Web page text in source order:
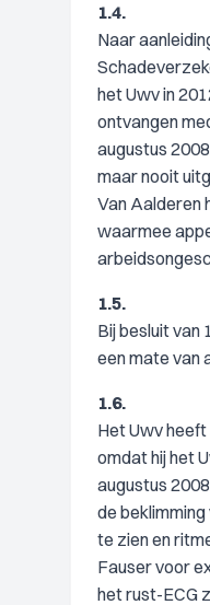
1.4.
Naar
het Uwv in
ontvangen
augustus
maar nooit
Van Aalderen
waarmee
1.5.
Bij besluit van
een mate van
1.6.
Het Uwv
omdat hij het
augustus
de
te zien en
Fauser voor
het rust-ECG